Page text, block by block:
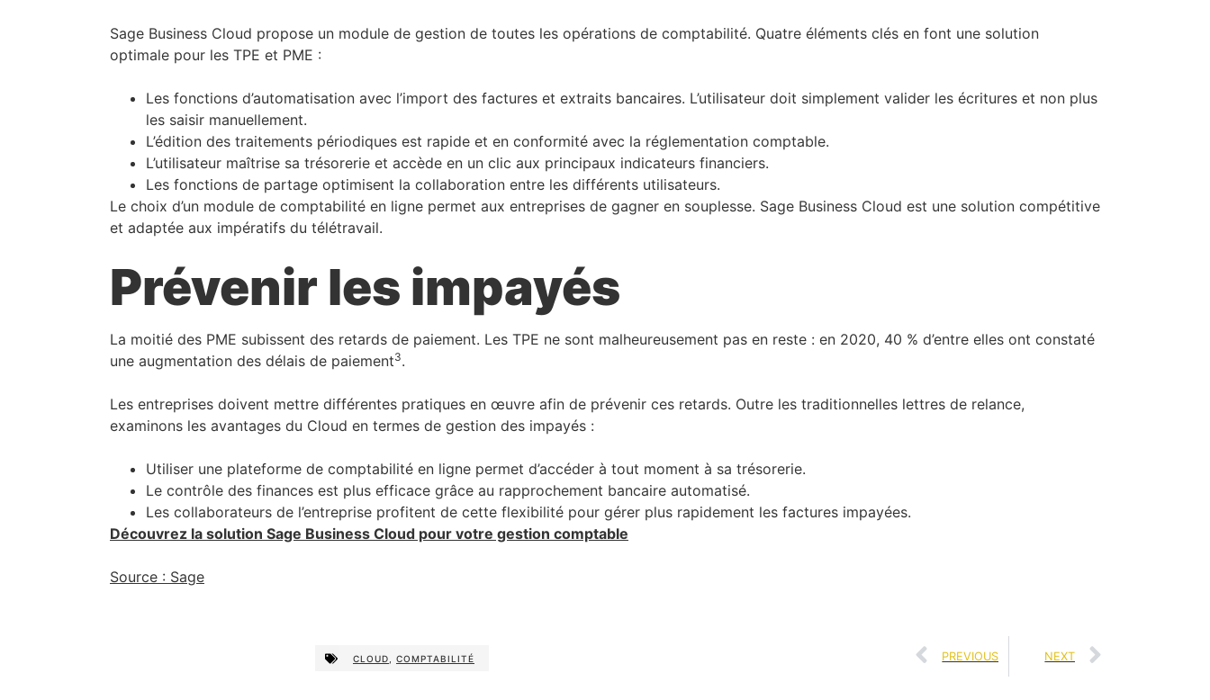
Sage Business Cloud propose un module de gestion de toutes les opérations de comptabilité. Quatre éléments clés en font une solution
optimale pour les TPE et PME :
Les fonctions d’automatisation avec l’import des factures et extraits bancaires. L’utilisateur doit simplement valider les écritures et non plus
les saisir manuellement.
L’édition des traitements périodiques est rapide et en conformité avec la réglementation comptable.
L’utilisateur maîtrise sa trésorerie et accède en un clic aux principaux indicateurs financiers.
Les fonctions de partage optimisent la collaboration entre les différents utilisateurs.
Le choix d’un module de comptabilité en ligne permet aux entreprises de gagner en souplesse. Sage Business Cloud est une solution compétitive
et adaptée aux impératifs du télétravail.
Prévenir les impayés
La moitié des PME subissent des retards de paiement. Les TPE ne sont malheureusement pas en reste : en 2020, 40 % d’entre elles ont constaté
une augmentation des délais de paiement3.
Les entreprises doivent mettre différentes pratiques en œuvre afin de prévenir ces retards. Outre les traditionnelles lettres de relance,
examinons les avantages du Cloud en termes de gestion des impayés :
Utiliser une plateforme de comptabilité en ligne permet d’accéder à tout moment à sa trésorerie.
Le contrôle des finances est plus efficace grâce au rapprochement bancaire automatisé.
Les collaborateurs de l’entreprise profitent de cette flexibilité pour gérer plus rapidement les factures impayées.
Découvrez la solution Sage Business Cloud pour votre gestion comptable
Source : Sage
CLOUD COMPTABILITÉ PREVIOUS NEXT